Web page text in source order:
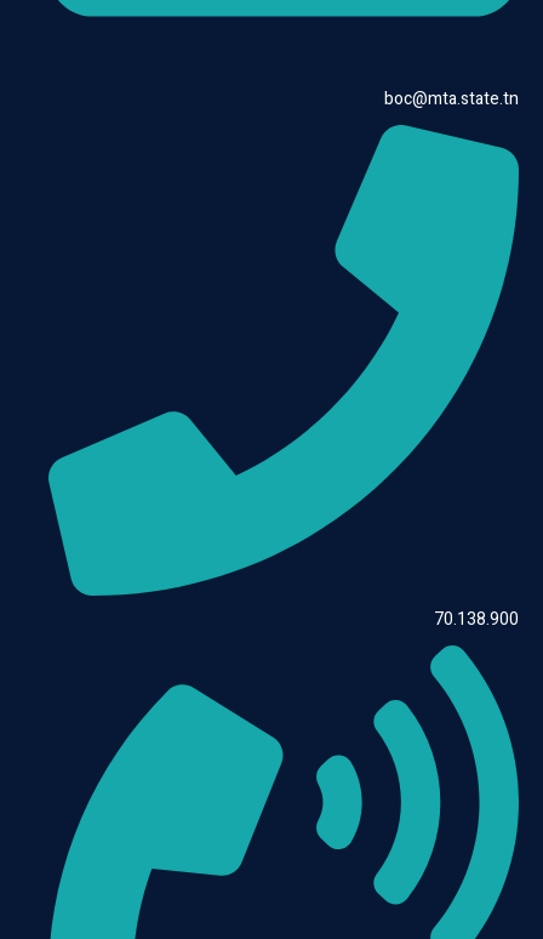
boc@mta.state.tn
70.138.900